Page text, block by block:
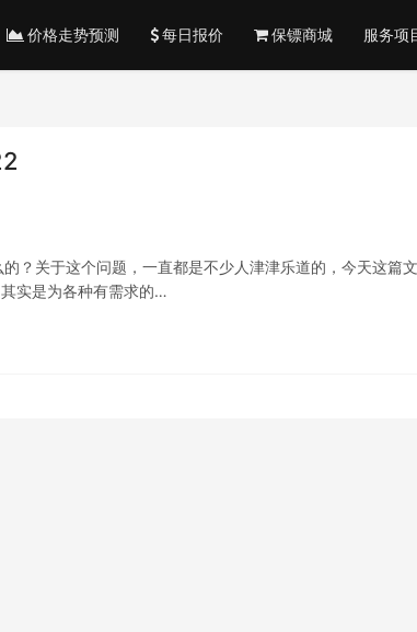
价格走势预测 每日报价 保镖商城 服务项
？关于这个问题，一直都是不少人津津乐道的，今天这篇
实是为各种有需求的…